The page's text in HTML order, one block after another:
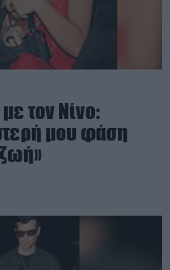
τον Νίνο:
μου φάση